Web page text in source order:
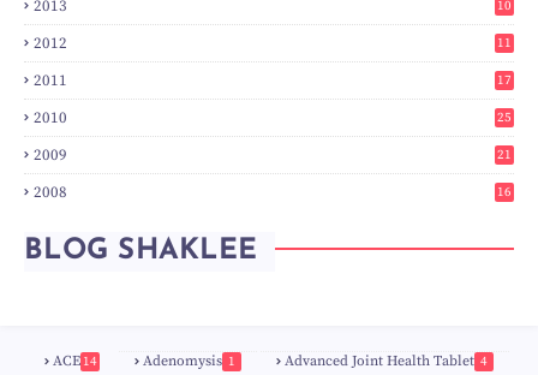
2013
10
0
2012
11
3
2011
17
2010
25
0
2009
21
2008
16
BLOG SHAKLEE
ACE 14 Adenomysis 1 Advanced Joint Health Tablet 4